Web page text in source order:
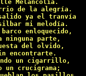
Melancolía.
de la alegría.
ya el tranvía
mi melodía.
enloquecido,
ninguna parte,
del olvido,
encontrarte.
un cigarrillo,
un crucigrama;